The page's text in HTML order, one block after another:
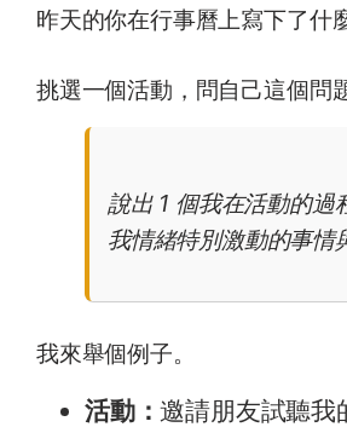
昨天的你在行事曆上寫下了什
挑選一個活動，問自己這個問
說出 1 個我在活動的過
我情緒特別激動的事情
我來舉個例子。
活動：邀請朋友試聽我